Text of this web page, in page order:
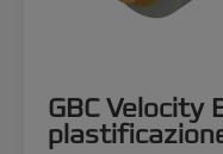
GBC Velocity